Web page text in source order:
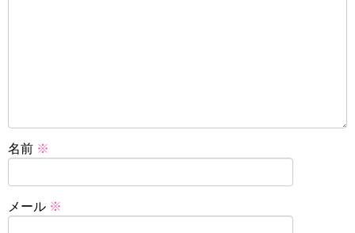
名前 ※
メール ※